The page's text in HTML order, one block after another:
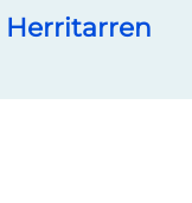
Herritarren